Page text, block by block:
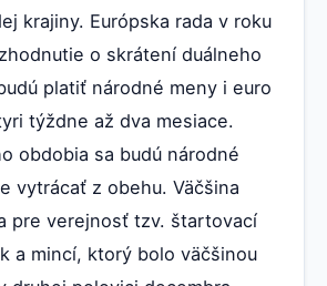
krajiny. Európska rada v roku
o skrátení duálneho
platiť národné meny i euro
týždne až dva mesiace.
obdobia sa budú národné
vytrácať z obehu. Väčšina
pre verejnosť tzv. štartovací
a mincí, ktorý bolo väčšinou